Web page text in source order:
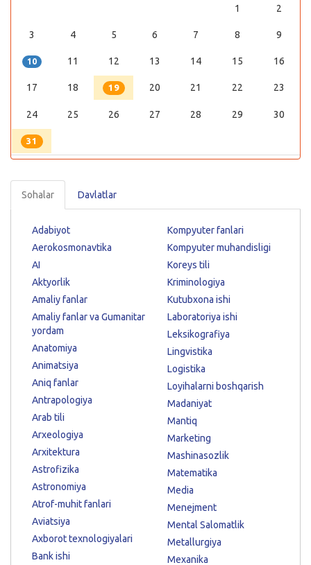
1
2
3 4 5 6 7 8 9
10 11 12 13 14 15 16
17 18 19 20 21 22 23
24 25 26 27 28 29 30
31
Sohalar Davlatlar
Adabiyot
Aerokosmonavtika
AI
Aktyorlik
Amaliy fanlar
Amaliy fanlar va Gumanitar
yordam
Anatomiya
Animatsiya
Aniq fanlar
Antrapologiya
Arab tili
Arxeologiya
Arxitektura
Astrofizika
Astronomiya
Atrof-muhit fanlari
Aviatsiya
Axborot texnologiyalari
Bank ishi
Kompyuter fanlari
Kompyuter muhandisligi
Koreys tili
Kriminologiya
Kutubxona ishi
Laboratoriya ishi
Leksikografiya
Lingvistika
Logistika
Loyihalarni boshqarish
Madaniyat
Mantiq
Marketing
Mashinasozlik
Matematika
Media
Menejment
Mental Salomatlik
Metallurgiya
Mexanika